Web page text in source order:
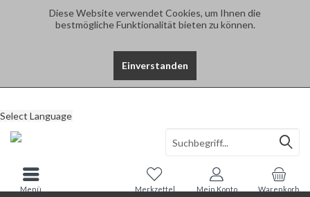
Diese Website verwendet Cookies, um Ihnen die
bestmögliche Funktionalität bieten zu können.
Einverstanden
Select Language
Warenkorb
Merkzettel Mein Konto
Menü